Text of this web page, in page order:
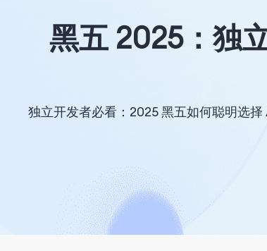
黑五 2025：独
独立开发者必看：2025 黑五如何聪明选